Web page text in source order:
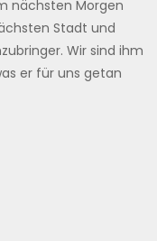
nächsten Morgen
Stadt und
Wir sind ihm
er für uns getan